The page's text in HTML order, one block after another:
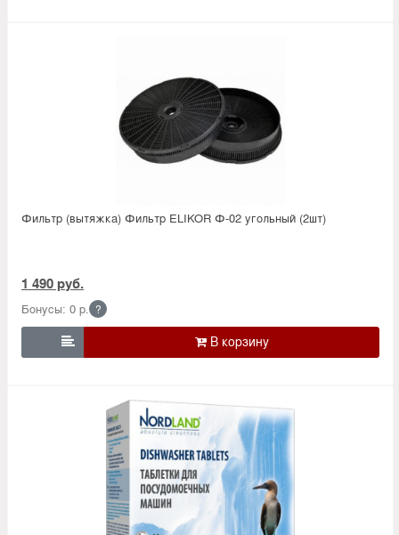
Фильтр (вытяжка) Фильтр ELIKOR Ф-02 угольный (2шт)
1 490 руб.
Бонусы: 0 р. ?
